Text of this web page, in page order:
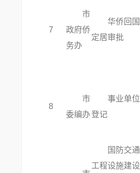
7
市
政府侨
务办
华侨回国
定居审批
8
市
委编办
事业单位
登记
国防交通
工程设施建设